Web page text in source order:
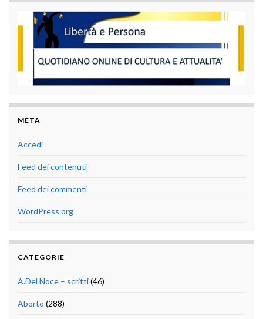
META
Accedi
Feed dei contenuti
Feed dei commenti
WordPress.org
CATEGORIE
A.Del Noce – scritti(46)
Aborto (288)